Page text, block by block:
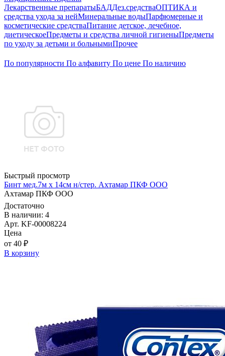
Лекарственные препаратыБАДДез.средстваОПТИКА и
средства ухода за нейМинеральные водыПарфюмерные и
косметические средстваПитание детское, лечебное,
диетическоеПредметы и средства личной гигиеныПредметы
по уходу за детьми и больнымиПрочее
По популярности По алфавиту По цене По наличию
Быстрый просмотр
Бинт мед.7м х 14см н/стер. Ахтамар ПКФ ООО
Ахтамар ПКФ ООО
Достаточно
В наличии: 4
Арт. KF-00008224
Цена
от 40 ₽
В корзину